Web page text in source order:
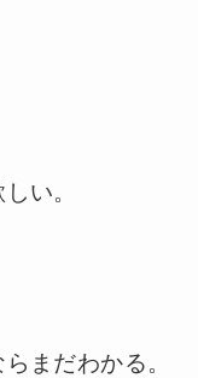
い。
まだわかる。